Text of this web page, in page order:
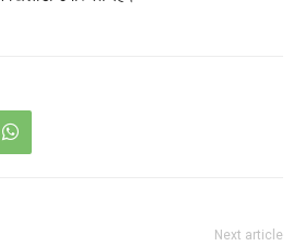
Next article